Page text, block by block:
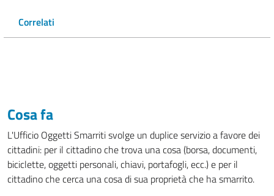
Correlati
Cosa fa
L'Ufficio Oggetti Smarriti svolge un duplice servizio a favore dei
cittadini: per il cittadino che trova una cosa (borsa, documenti,
biciclette, oggetti personali, chiavi, portafogli, ecc.) e per il
cittadino che cerca una cosa di sua proprietà che ha smarrito.